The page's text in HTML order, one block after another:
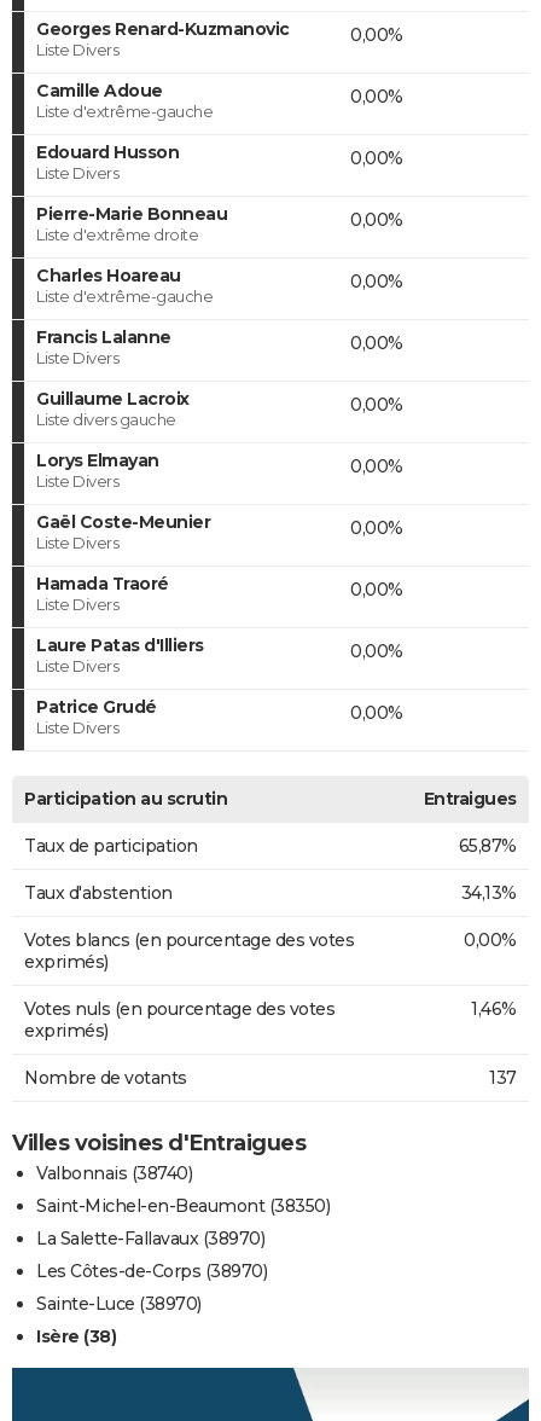
Georges Renard-Kuzmanovic
Liste Divers
0,00%
Camille Adoue
Liste d'extrême-gauche
0,00%
Edouard Husson
Liste Divers
0,00%
Pierre-Marie Bonneau
Liste d'extrême droite
0,00%
Charles Hoareau
Liste d'extrême-gauche
0,00%
Francis Lalanne
Liste Divers
0,00%
Guillaume Lacroix
Liste divers gauche
0,00%
Lorys Elmayan
Liste Divers
0,00%
Gaël Coste-Meunier
Liste Divers
0,00%
Hamada Traoré
Liste Divers
0,00%
Laure Patas d'Illiers
Liste Divers
0,00%
Patrice Grudé
Liste Divers
0,00%
Participation au scrutin Entraigues
Taux de participation 65,87%
Taux d'abstention 34,13%
Votes blancs (en pourcentage des votes
exprimés)
0,00%
Votes nuls (en pourcentage des votes
exprimés)
1,46%
Nombre de votants 137
Villes voisines d'Entraigues
Valbonnais (38740)
Saint-Michel-en-Beaumont (38350)
La Salette-Fallavaux (38970)
Les Côtes-de-Corps (38970)
Sainte-Luce (38970)
Isère (38)